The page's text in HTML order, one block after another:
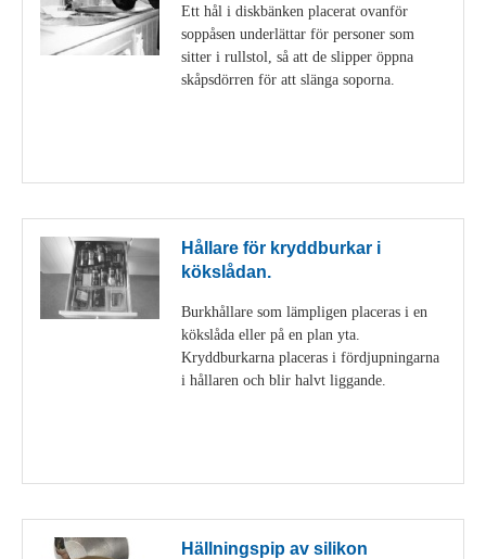
Ett hål i diskbänken placerat ovanför
soppåsen underlättar för personer som
sitter i rullstol, så att de slipper öppna
skåpsdörren för att slänga soporna.
Hållare för kryddburkar i
kökslådan.
Burkhållare som lämpligen placeras i en
kökslåda eller på en plan yta.
Kryddburkarna placeras i fördjupningarna
i hållaren och blir halvt liggande.
Hällningspip av silikon